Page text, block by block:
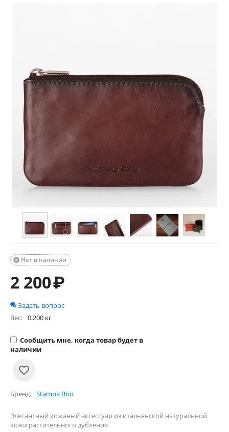
Нет в наличии

2 200₽
Задать вопрос
Вес: 0.200 кг
Сообщить мне, когда товар будет в
наличии
Бренд Stampa Brio
Элегантный кожаный аксессуар из итальянской натуральной
кожи растительного дубления